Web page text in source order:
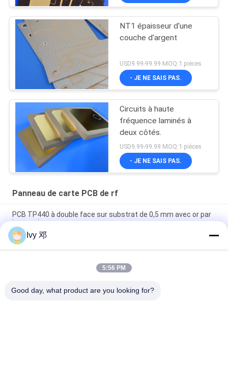
NT1 épaisseur d'une
couche d'argent
USD9.99-99.99 MOQ:1 pièces
- JE NE SAIS PAS.
Circuits à haute
fréquence laminés à
deux côtés.
USD9.99-99.99 MOQ:1 pièces
- JE NE SAIS PAS.
Panneau de carte PCB de rf
PCB TP440 à double face sur substrat de 0,5 mm avec or par
immersion
PCB à haute fréquence à double face CER-10 30 millimètres
d'argent lamellé à immersion
PCB WL-CT300 de 5 mil d'épaisseur, sérigraphie noire à 2
Ivy 邓
5:56 PM
Good day, what product are you looking for?